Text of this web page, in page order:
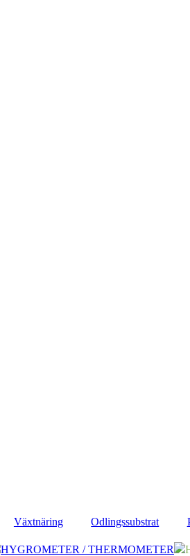
Växtnäring Odlingssubstrat
HYGROMETER / THERMOMETER